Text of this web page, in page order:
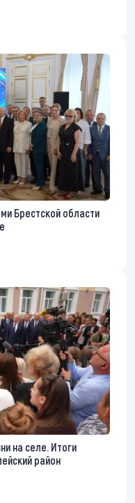
Брестской области
на селе. Итоги
район